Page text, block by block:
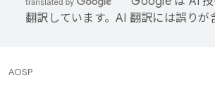
翻訳しています。AI 翻訳には誤りが
AOSP